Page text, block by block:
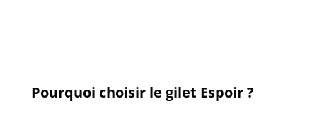
Pourquoi choisir le gilet Espoir ?